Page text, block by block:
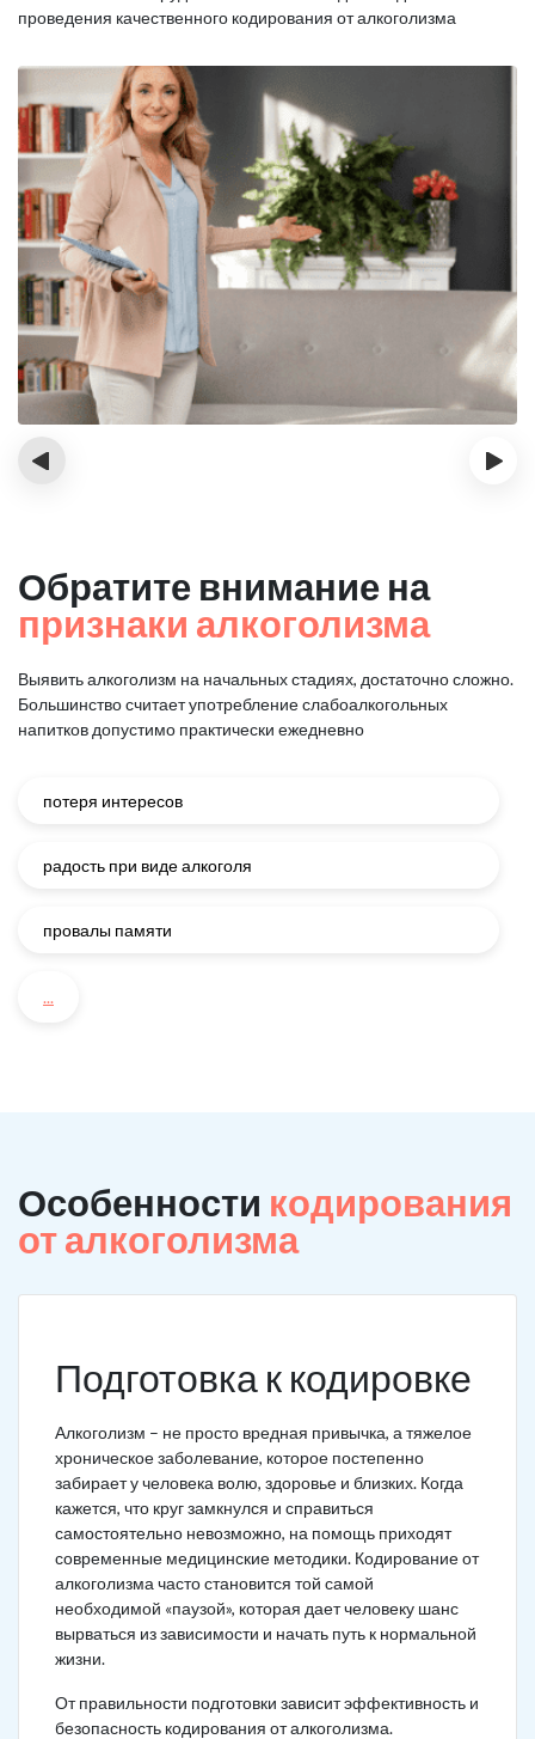
проведения качественного кодирования от алкоголизма
‹ ›
Обратите внимание на
признаки алкоголизма
Выявить алкоголизм на начальных стадиях, достаточно сложно.
Большинство считает употребление слабоалкогольных
напитков допустимо практически ежедневно
потеря интересов
радость при виде алкоголя
провалы памяти
...
Особенности кодирования
от алкоголизма
Подготовка к кодировке
Алкоголизм – не просто вредная привычка, а тяжелое
хроническое заболевание, которое постепенно
забирает у человека волю, здоровье и близких. Когда
кажется, что круг замкнулся и справиться
самостоятельно невозможно, на помощь приходят
современные медицинские методики. Кодирование от
алкоголизма часто становится той самой
необходимой «паузой», которая дает человеку шанс
вырваться из зависимости и начать путь к нормальной
жизни.
От правильности подготовки зависит эффективность и
безопасность кодирования от алкоголизма.